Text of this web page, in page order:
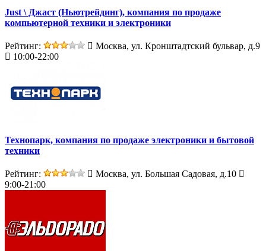
Just \ Джаст (Ньютрейдинг), компания по продаже
компьютерной техники и электроники
Рейтинг:
Москва, ул. Кронштадтский бульвар, д.9
10:00-22:00
Технопарк, компания по продаже электроники и бытовой
техники
Рейтинг:
Москва, ул. Большая Садовая, д.10
9:00-21:00